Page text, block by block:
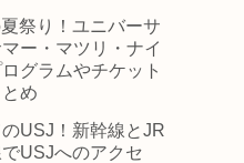
祭り！ユニバーサ
ー・マツリ・ナイ
ログラムやチケット
め
USJ！新幹線とJR
USJへのアクセ